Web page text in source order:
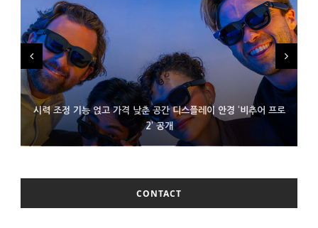
시력 조정 기능 얹고 가격 낮춘 공간 디스플레이 안경 ‘비추어 프로
2’ 공개
D램 부족에 10억달러어치 아이폰18 프로세서 패키징 대기 중
300~400달러 반지형 스피커 준비하는 오픈AI
CONTACT